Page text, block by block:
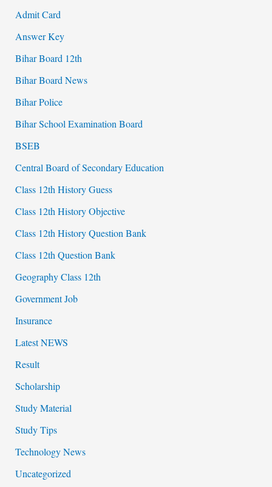
Admit Card
Answer Key
Bihar Board 12th
Bihar Board News
Bihar Police
Bihar School Examination Board
BSEB
Central Board of Secondary Education
Class 12th History Guess
Class 12th History Objective
Class 12th History Question Bank
Class 12th Question Bank
Geography Class 12th
Government Job
Insurance
Latest NEWS
Result
Scholarship
Study Material
Study Tips
Technology News
Uncategorized